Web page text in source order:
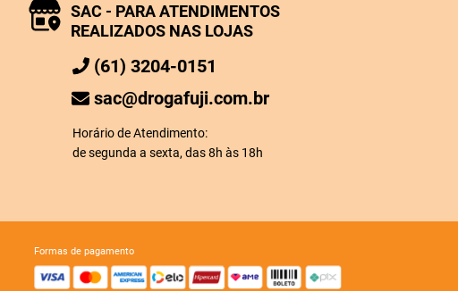
SAC - PARA ATENDIMENTOS
REALIZADOS NAS LOJAS
(61) 3204-0151
sac@drogafuji.com.br
Horário de Atendimento:
de segunda a sexta, das 8h às 18h
formas de pagamento